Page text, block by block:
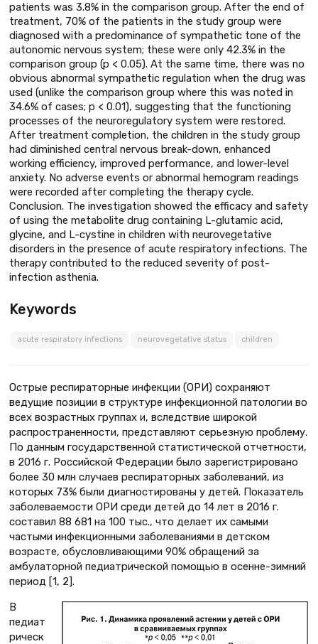
patients was 3.8% in the comparison group. After the end of
treatment, 70% of the patients in the study group were
diagnosed with a predominance of sympathetic tone of the
autonomic nervous system; these were only 42.3% in the
comparison group (p < 0.05). At the same time, there was no
obvious abnormal sympathetic regulation when the drug was
used (unlike the comparison group where this was noted in
34.6% of cases; p < 0.01), suggesting that the functioning
processes of the neuroregulatory system were restored.
After treatment completion, the children in the study group
had diminished central nervous break-down, enhanced
working efficiency, improved performance, and lower-level
anxiety. No adverse events or abnormal hemogram readings
were recorded after completing the therapy cycle.
Conclusion. The investigation showed the efficacy and safety
of using the metabolite drug containing L-glutamic acid,
glycine, and L-cystine in children with neurovegetative
disorders in the presence of acute respiratory infections. The
therapy contributed to the reduced severity of post-
infection asthenia.
Keywords
acute respiratory infections neurovegetative status children
Острые респираторные инфекции (ОРИ) сохраняют
ведущие позиции в структуре инфекционной патологии во
всех возрастных группах и, вследствие широкой
распространенности, представляют серьезную проблему.
По данным государственной статистической отчетности,
в 2016 г. Российской Федерации было зарегистрировано
более 30 млн случаев респираторных заболеваний, из
которых 73% были диагностированы у детей. Показатель
заболеваемости ОРИ среди детей до 14 лет в 2016 г.
составил 88 681 на 100 тыс., что делает их самыми
частыми инфекционными заболеваниями в детском
возрасте, обусловливающими 90% обращений за
амбулаторной педиатрической помощью в осенне-зимний
период [1, 2].
В
педиат
рическ